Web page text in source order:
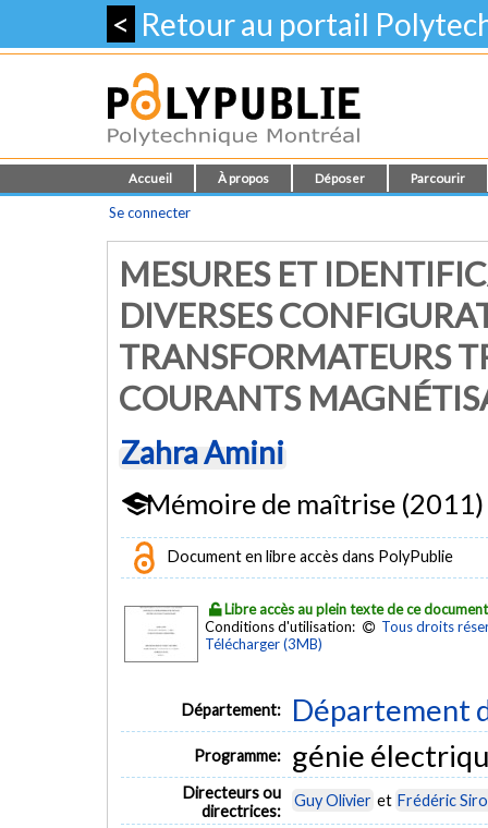
< Retour au portail
Accueil À propos Déposer Parcourir
Se connecter
MESURES ET
DIVERSES
TRANSFORMATEURS
COURANTS
Zahra Amini
Mémoire de maîtrise (2011)
Document en libre accès dans PolyPublie
Libre accès au plein texte de ce document
Conditions d'utilisation:
Tous droits
Télécharger (3MB)
Département: Département
Programme: génie
Directeurs ou
directrices:
Guy Olivier et Frédéric